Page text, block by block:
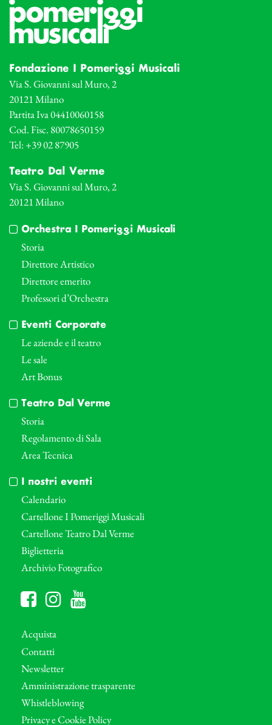
Fondazione I Pomeriggi Musicali
Via S. Giovanni sul Muro, 2
20121 Milano
Partita Iva 04410060158
Cod. Fisc. 80078650159
Tel: +39 02 87905
Teatro Dal Verme
Via S. Giovanni sul Muro, 2
20121 Milano
Orchestra I Pomeriggi Musicali
Storia
Direttore Artistico
Direttore emerito
Professori d’Orchestra
Eventi Corporate
Le aziende e il teatro
Le sale
Art Bonus
Teatro Dal Verme
Storia
Regolamento di Sala
Area Tecnica
I nostri eventi
Calendario
Cartellone I Pomeriggi Musicali
Cartellone Teatro Dal Verme
Biglietteria
Archivio Fotografico
Acquista
Contatti
Newsletter
Amministrazione trasparente
Whistleblowing
Privacy e Cookie Policy